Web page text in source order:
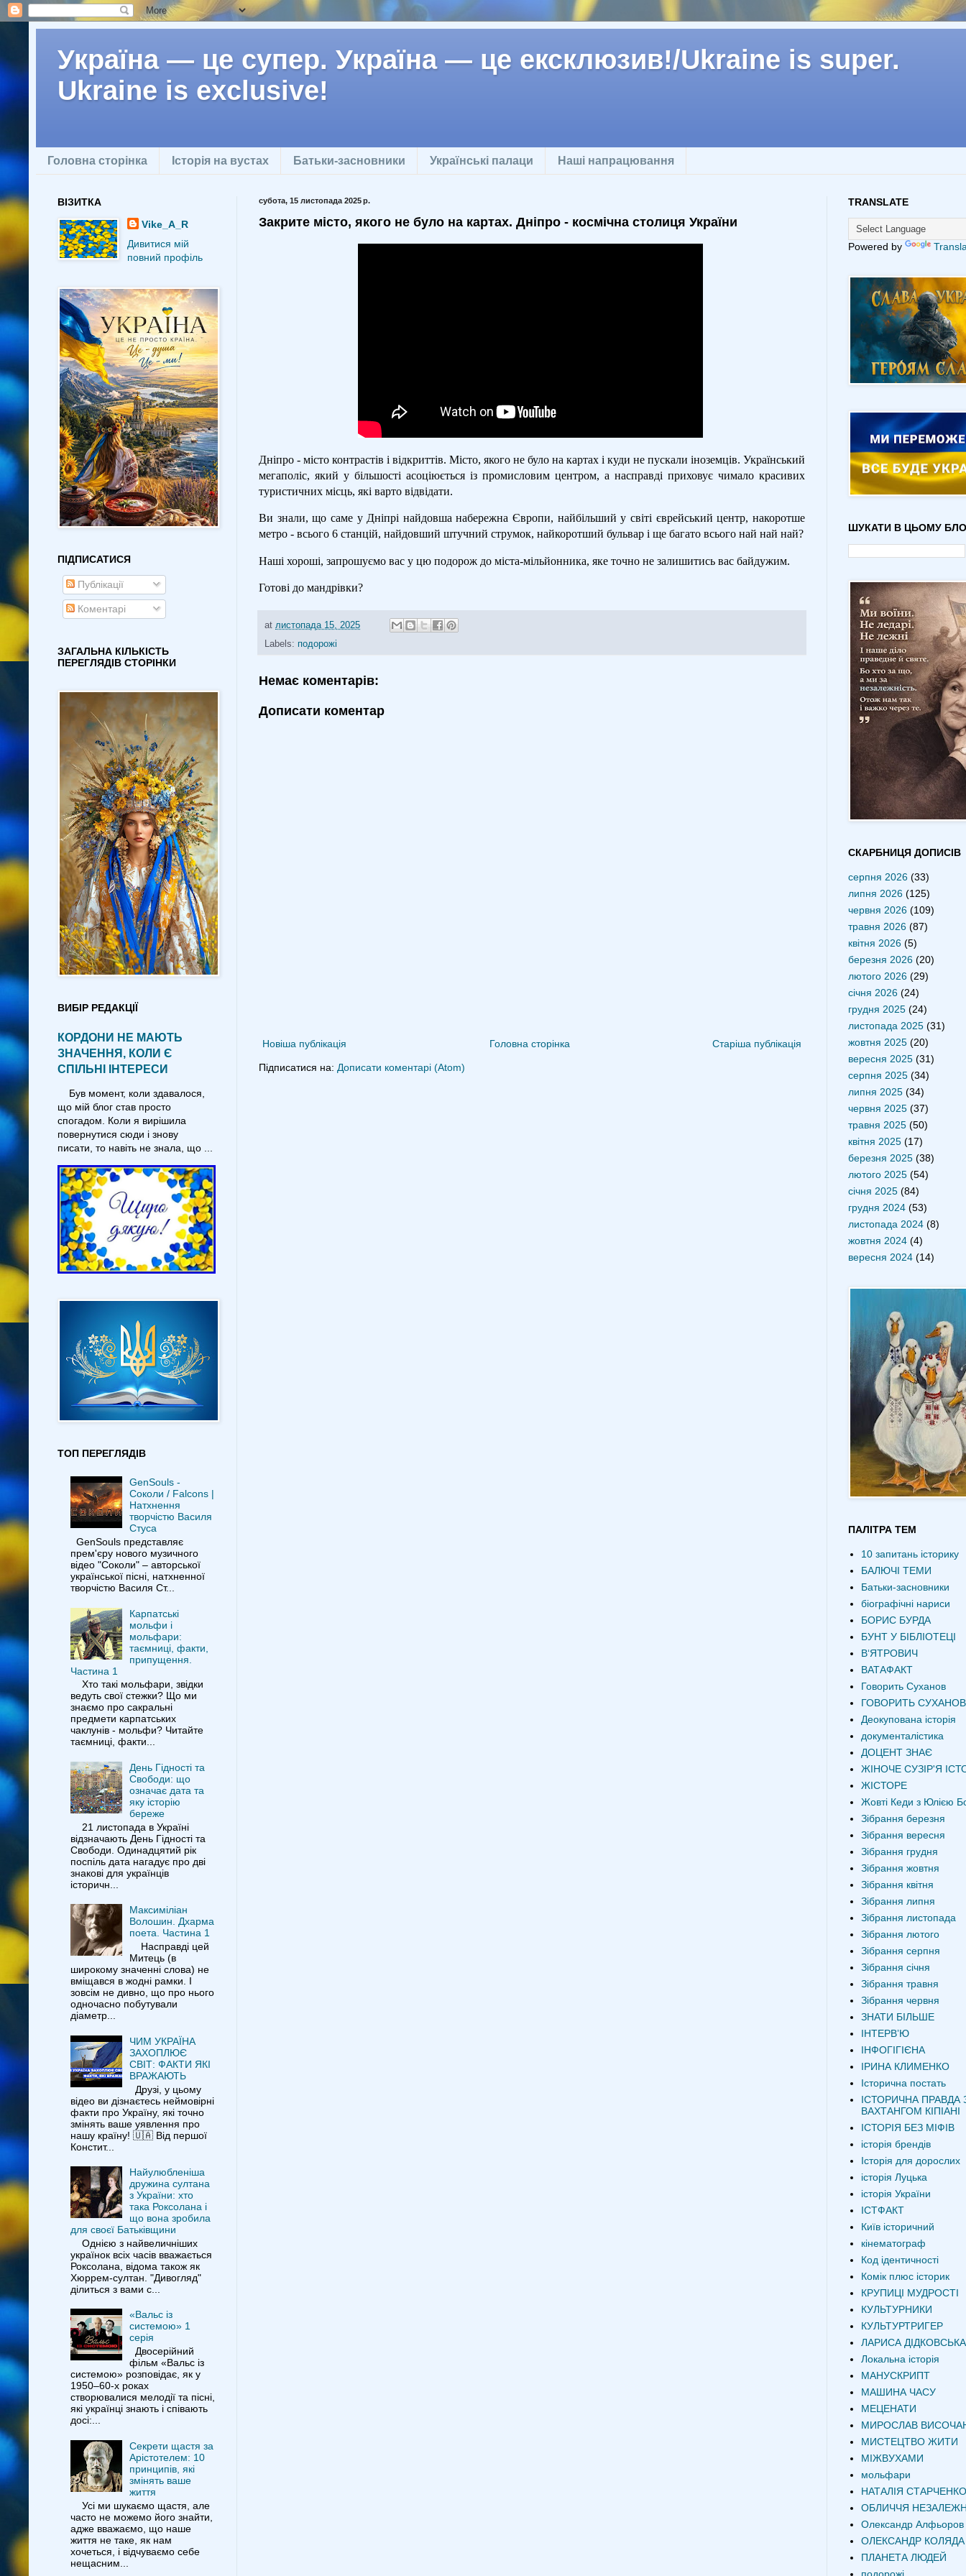
Україна — це супер. Україна — це ексклюзив!/Ukraine is super.
Ukraine is exclusive!
Головна сторінка Історія на вустах Батьки-засновники Українські палаци Наші напрацювання
субота, 15 листопада 2025 р.
Закрите місто, якого не було на картах. Дніпро - космічна столиця України
Дніпро - місто контрастів і відкриттів. Місто, якого не було на картах і куди не пускали іноземців. Український
мегаполіс, який у більшості асоціюється із промисловим центром, а насправді приховує чимало красивих
туристичних місць, які варто відвідати.
Ви знали, що саме у Дніпрі найдовша набережна Європи, найбільший у світі єврейський центр, накоротше
метро - всього 6 станцій, найдовший штучний струмок, найкоротший бульвар і ще багато всього най най най?
Наші хороші, запрошуємо вас у цю подорож до міста-мільйонника, яке точно не залишитись вас байдужим.
Готові до мандрівки?
at листопада 15, 2025
Labels: подорожі
Немає коментарів:
Дописати коментар
Новіша публікація Старіша публікація
Головна сторінка
Підписатися на: Дописати коментарі (Atom)
ВІЗИТКА
Vike_A_R
Дивитися мій
повний профіль
ПІДПИСАТИСЯ
Публікації
Коментарі
ЗАГАЛЬНА КІЛЬКІСТЬ
ПЕРЕГЛЯДІВ СТОРІНКИ
ВИБІР РЕДАКЦІЇ
КОРДОНИ НЕ МАЮТЬ
ЗНАЧЕННЯ, КОЛИ Є
СПІЛЬНІ ІНТЕРЕСИ
Був момент, коли здавалося,
що мій блог став просто
спогадом. Коли я вирішила
повернутися сюди і знову
писати, то навіть не знала, що ...
ТОП ПЕРЕГЛЯДІВ
GenSouls -
Соколи / Falcons |
Натхнення
творчістю Василя
Стуса
GenSouls представляє
прем'єру нового музичного
відео "Соколи" – авторської
української пісні, натхненної
творчістю Василя Ст...
Карпатські
мольфи і
мольфари:
таємниці, факти,
припущення.
Частина 1
Хто такі мольфари, звідки
ведуть свої стежки? Що ми
знаємо про сакральні
предмети карпатських
чаклунів - мольфи? Читайте
таємниці, факти...
День Гідності та
Свободи: що
означає дата та
яку історію
береже
21 листопада в Україні
відзначають День Гідності та
Свободи. Одинадцятий рік
поспіль дата нагадує про дві
знакові для українців
історичн...
Максиміліан
Волошин. Дхарма
поета. Частина 1
Насправді цей
Митець (в
широкому значенні слова) не
вміщався в жодні рамки. І
зовсім не дивно, що про нього
одночасно побутували
діаметр...
ЧИМ УКРАЇНА
ЗАХОПЛЮЄ
СВІТ: ФАКТИ ЯКІ
ВРАЖАЮТЬ
Друзі, у цьому
відео ви дізнаєтесь неймовірні
факти про Україну, які точно
змінять ваше уявлення про
нашу країну! 🇺🇦 Від першої
Констит...
Найулюбленіша
дружина султана
з України: хто
така Роксолана і
що вона зробила
для своєї Батьківщини
Однією з найвеличніших
українок всіх часів вважається
Роксолана, відома також як
Хюррем-султан. "Дивогляд"
ділиться з вами с...
«Вальс із
системою» 1
серія
Двосерійний
фільм «Вальс із
системою» розповідає, як у
1950–60-х роках
створювалися мелодії та пісні,
які українці знають і співають
досі:...
Секрети щастя за
Арістотелем: 10
принципів, які
змінять ваше
життя
Усі ми шукаємо щастя, але
часто не можемо його знайти,
адже вважаємо, що наше
життя не таке, як нам
хочеться, і відчуваємо себе
нещасним...
TRANSLATE
Powered by
ШУКАТИ В ЦЬОМУ
СКАРБНИЦЯ ДОПИСІВ
серпня 2026 (33)
липня 2026 (125)
червня 2026 (109)
травня 2026 (87)
квітня 2026 (5)
березня 2026 (20)
лютого 2026 (29)
січня 2026 (24)
грудня 2025 (24)
листопада 2025 (31)
жовтня 2025 (20)
вересня 2025 (31)
серпня 2025 (34)
липня 2025 (34)
червня 2025 (37)
травня 2025 (50)
квітня 2025 (17)
березня 2025 (38)
лютого 2025 (54)
січня 2025 (84)
грудня 2024 (53)
листопада 2024 (8)
жовтня 2024 (4)
вересня 2024 (14)
ПАЛІТРА ТЕМ
10 запитань історику
БАЛЮЧІ ТЕМИ
Батьки-засновники
біографічні нариси
БОРИС БУРДА
БУНТ У БІБЛІОТЕЦІ
В‘ЯТРОВИЧ
ВАТАФАКТ
Говорить Суханов
ГОВОРИТЬ СУХАНОВ
Деокупована історія
документалістика
ДОЦЕНТ ЗНАЄ
ЖІНОЧЕ СУЗІР'Я
ЖІСТОРЕ
Жовті Кеди з Юлією
Зібрання березня
Зібрання вересня
Зібрання грудня
Зібрання жовтня
Зібрання квітня
Зібрання липня
Зібрання листопада
Зібрання лютого
Зібрання серпня
Зібрання січня
Зібрання травня
Зібрання червня
ЗНАТИ БІЛЬШЕ
ІНТЕРВʼЮ
ІНФОГІГІЄНА
ІРИНА КЛИМЕНКО
Історична постать
ІСТОРИЧНА ПРАВДА
ВАХТАНГОМ КІПІАНІ
ІСТОРІЯ БЕЗ МІФІВ
історія брендів
Історія для дорослих
історія Луцька
історія України
ІСТФАКТ
Київ історичний
кінематограф
Код ідентичності
Комік плюс історик
КРУПИЦІ МУДРОСТІ
КУЛЬТУРНИКИ
КУЛЬТУРТРИГЕР
ЛАРИСА ДІДКОВСЬКА
Локальна історія
МАНУСКРИПТ
МАШИНА ЧАСУ
МЕЦЕНАТИ
МИРОСЛАВ
МИСТЕЦТВО ЖИТИ
МІЖВУХАМИ
мольфари
НАТАЛІЯ СТАРЧЕНКО
ОБЛИЧЧЯ
Олександр Алфьоров
ОЛЕКСАНДР КОЛЯДА
ПЛАНЕТА ЛЮДЕЙ
подорожі